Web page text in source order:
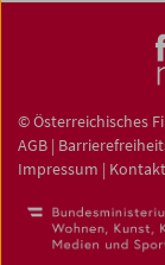
© Österreichisches
AGB |
Impressum | Kontakt